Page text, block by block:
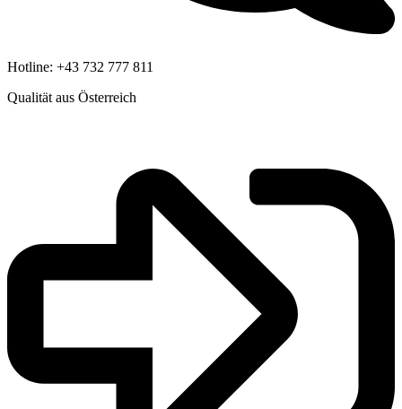
Hotline: +43 732 777 811
Qualität aus Österreich